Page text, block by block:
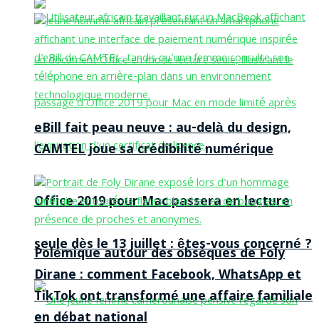
Office 2019 pour Mac passera en lecture
seule dès le 13 juillet : êtes-vous concerné ?
eBill fait peau neuve : au-delà du design,
CAMTEL joue sa crédibilité numérique
Polémique autour des obsèques de Foly
Dirane : comment Facebook, WhatsApp et
TikTok ont transformé une affaire familiale
en débat national